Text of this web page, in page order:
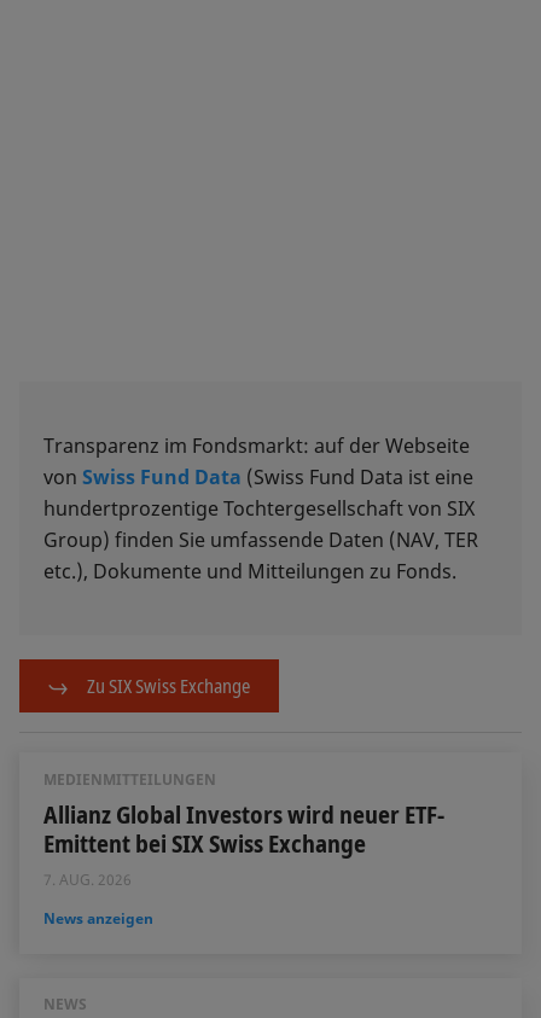
Transparenz im Fondsmarkt: auf der Webseite
von Swiss Fund Data (Swiss Fund Data ist eine
hundertprozentige Tochtergesellschaft von SIX
Group) finden Sie umfassende Daten (NAV, TER
etc.), Dokumente und Mitteilungen zu Fonds.
Zu SIX Swiss Exchange
MEDIENMITTEILUNGEN
Allianz Global Investors wird neuer ETF-
Emittent bei SIX Swiss Exchange
7. AUG. 2026
News anzeigen
NEWS